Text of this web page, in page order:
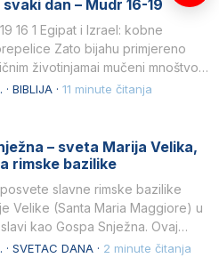
dan – Mudr 16-19
16 1 Egipat i Izrael: kobne
Zato bijahu primjereno
životinjamai mučeni mnoštvom
narod…
BIBLIJA · 11 minute čitanja
– sveta Marija Velika,
rimske bazilike
slavne rimske bazilike
Velike (Santa Maria Maggiore) u
kao Gospa Snježna. Ovaj
Maria…
SVETAC DANA · 2 minute čitanja